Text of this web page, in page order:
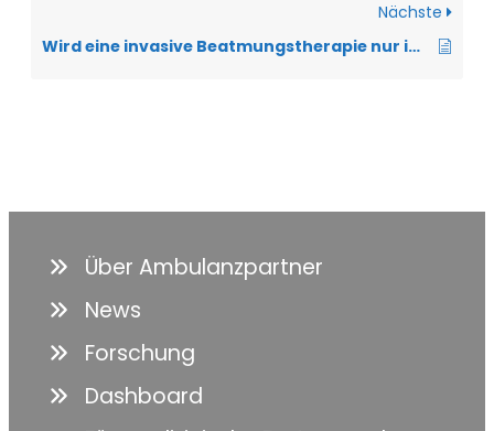
Nächste
Wird eine invasive Beatmungstherapie nur im Notfall eingeleitet?
Über Ambulanzpartner
News
Forschung
Dashboard